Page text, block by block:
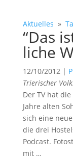
Aktuelles »
“Das
liche
12/10/2012|
Trieri­scher
Der TV hat
Jahre alten
sich eine
die drei
Podcast.
mit …